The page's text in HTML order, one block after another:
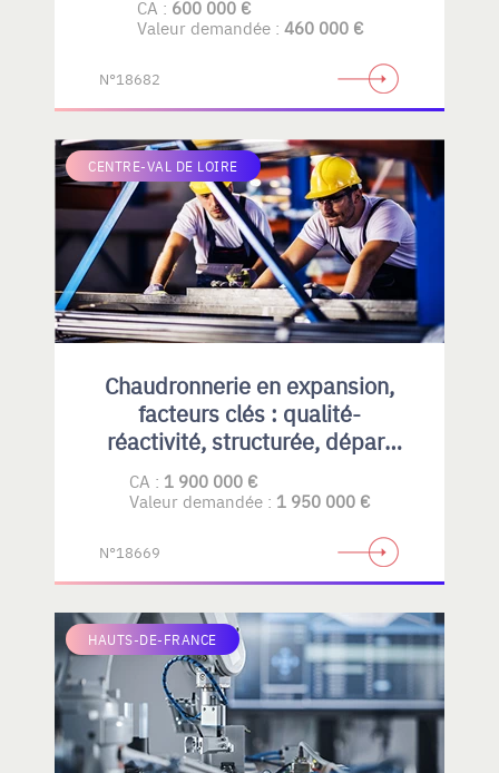
CA : 600 000 €
Valeur demandée : 460 000 €
N°18682
CENTRE-VAL DE LOIRE
Chaudronnerie en expansion,
facteurs clés : qualité-
réactivité, structurée, départ
en retraite
CA : 1 900 000 €
Valeur demandée : 1 950 000 €
N°18669
HAUTS-DE-FRANCE